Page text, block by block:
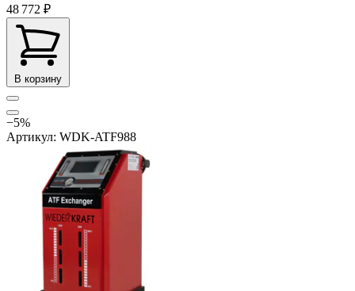
48 772 ₽
В корзину
−5%
Артикул: WDK-ATF988